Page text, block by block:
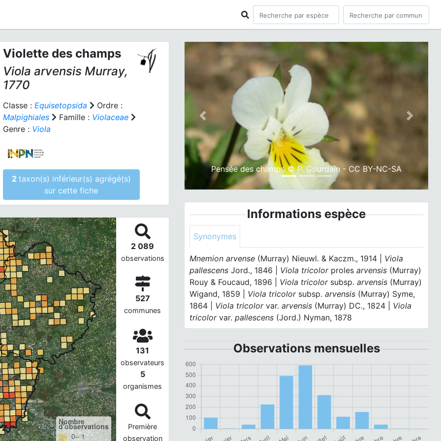
Violette des champs
Viola arvensis Murray,
1770
Classe : Equisetopsida
Ordre :
Malpighiales
Famille : Violaceae
Genre : Viola
2 taxon(s) inférieur(s) agrégé(s)
sur cette fiche
Nombre
d'observations
0– 1
2 089
observations
527
communes
131
observateurs
5
organismes
Première
observation
Pensée des champs © P. Gourdain - CC BY-NC-SA
Previous Next
Informations espèce
Synonymes
Mnemion arvense (Murray) Nieuwl. & Kaczm., 1914 | Viola
pallescens Jord., 1846 | Viola tricolor proles arvensis (Murray)
Rouy & Foucaud, 1896 | Viola tricolor subsp. arvensis (Murray)
Wigand, 1859 | Viola tricolor subsp. arvensis (Murray) Syme,
1864 | Viola tricolorvar. arvensis (Murray) DC., 1824 | Viola
tricolorvar. pallescens (Jord.) Nyman, 1878
Observations mensuelles